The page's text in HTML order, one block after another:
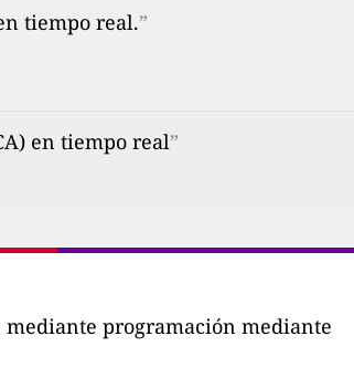
tiempo real.”
en tiempo real”
mediante programación mediante